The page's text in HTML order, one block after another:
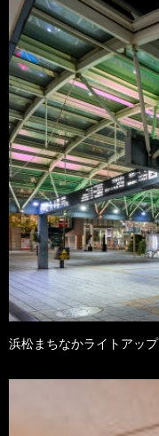
浜松まちなかライトアップ